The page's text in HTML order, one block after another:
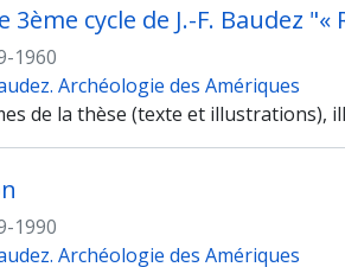
1960
Archéologie des Amériques
de la thèse (texte et illustrations),
1990
Archéologie des Amériques